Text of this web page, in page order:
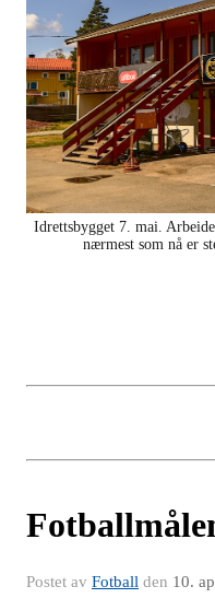
Idrettsbygget 7. mai.
nærmest som nå er
Postet av Fotball den 10.